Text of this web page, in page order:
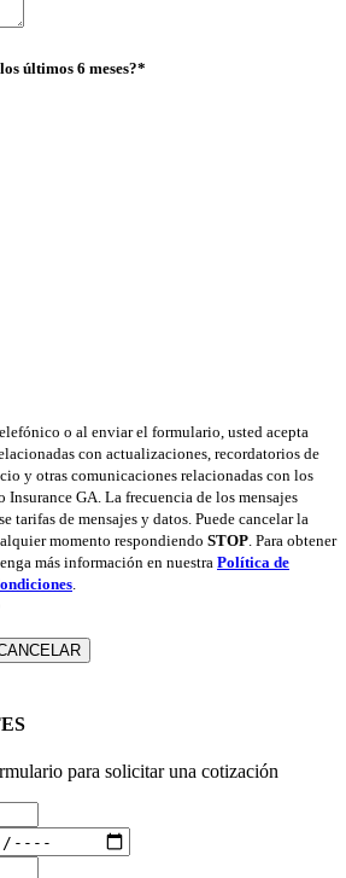
últimos 6 meses?*
o al enviar el formulario, usted acepta
con actualizaciones, recordatorios de
y otras comunicaciones relacionadas con los
GA. La frecuencia de los mensajes
tarifas de mensajes y datos. Puede cancelar la
momento respondiendo STOP . Para obtener
más información en nuestra Política de
para solicitar una cotización